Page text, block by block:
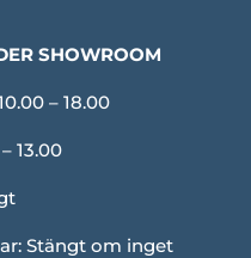
SHOWROOM
– 18.00
13.00
Stängt om inget